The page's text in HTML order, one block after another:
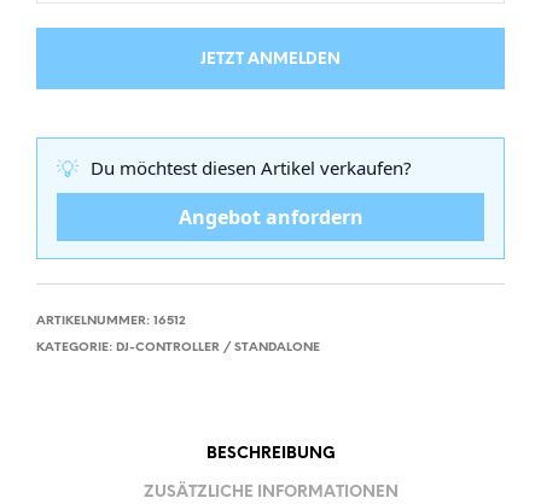
JETZT ANMELDEN
💡 Du möchtest diesen Artikel verkaufen?
Angebot anfordern
ARTIKELNUMMER: 16512
KATEGORIE: DJ-CONTROLLER / STANDALONE
BESCHREIBUNG
ZUSÄTZLICHE INFORMATIONEN